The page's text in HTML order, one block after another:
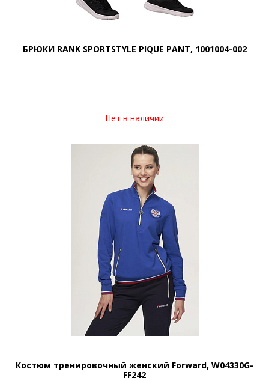
БРЮКИ RANK SPORTSTYLE PIQUE PANT, 1001004-002
Нет в наличии
Костюм тренировочный женский Forward, W04330G-
FF242